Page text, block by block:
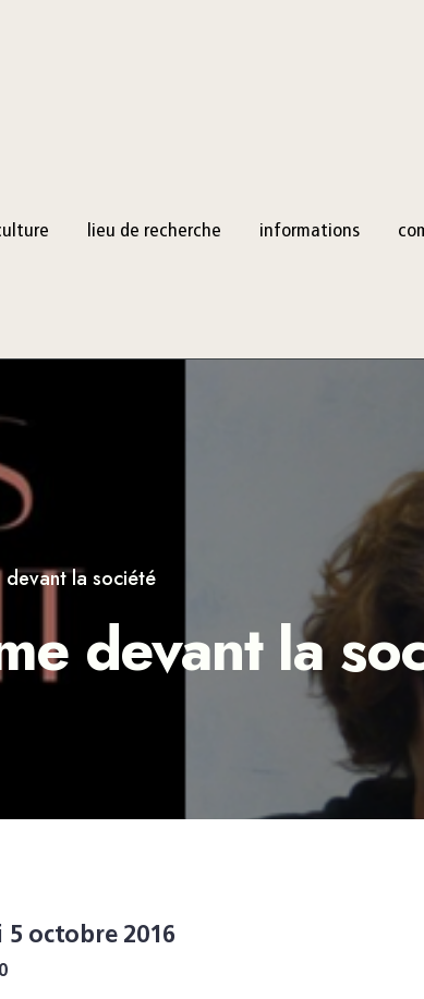
lieu de recherche informations
devant la société
devant la
5 octobre 2016